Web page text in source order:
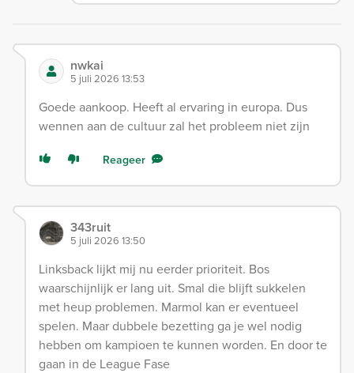
nwkai
5 juli 2026 13:53
Goede aankoop. Heeft al ervaring in europa. Dus
wennen aan de cultuur zal het probleem niet zijn
Reageer
343ruit
5 juli 2026 13:50
Linksback lijkt mij nu eerder prioriteit. Bos
waarschijnlijk er lang uit. Smal die blijft sukkelen
met heup problemen. Marmol kan er eventueel
spelen. Maar dubbele bezetting ga je wel nodig
hebben om kampioen te kunnen worden. En door te
gaan in de League Fase